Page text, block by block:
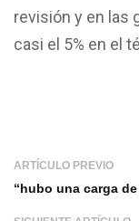
revisión y en las
casi el 5% en el
ARTÍCULO PREVIO
“hubo una carga